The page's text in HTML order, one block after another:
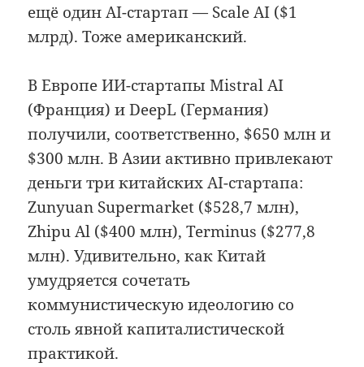
ещё один AI-стартап — Scale AI ($1
млрд). Тоже американский.
В Европе ИИ-стартапы Mistral AI
(Франция) и DeepL (Германия)
получили, соответственно, $650 млн и
$300 млн. В Азии активно привлекают
деньги три китайских AI-стартапа:
Zunyuan Supermarket ($528,7 млн),
Zhipu Al ($400 млн), Terminus ($277,8
млн). Удивительно, как Китай
умудряется сочетать
коммунистическую идеологию со
столь явной капиталистической
практикой.